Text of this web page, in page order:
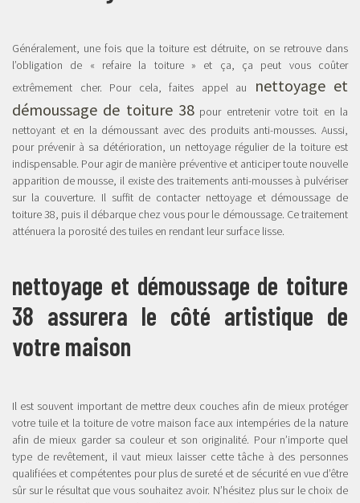
Généralement, une fois que la toiture est détruite, on se retrouve dans
l’obligation de « refaire la toiture » et ça, ça peut vous coûter
extrêmement cher. Pour cela, faites appel au
nettoyage et
démoussage de toiture 38 pour entretenir votre toit en la
nettoyant et en la démoussant avec des produits anti-mousses. Aussi,
pour prévenir à sa détérioration, un nettoyage régulier de la toiture est
indispensable. Pour agir de manière préventive et anticiper toute nouvelle
apparition de mousse, il existe des traitements anti-mousses à pulvériser
sur la couverture. Il suffit de contacter nettoyage et démoussage de
toiture 38, puis il débarque chez vous pour le démoussage. Ce traitement
atténuera la porosité des tuiles en rendant leur surface lisse.
nettoyage et démoussage de toiture
38 assurera le côté artistique de
votre maison
Il est souvent important de mettre deux couches afin de mieux protéger
votre tuile et la toiture de votre maison face aux intempéries de la nature
afin de mieux garder sa couleur et son originalité. Pour n’importe quel
type de revêtement, il vaut mieux laisser cette tâche à des personnes
qualifiées et compétentes pour plus de sureté et de sécurité en vue d’être
sûr sur le résultat que vous souhaitez avoir. N’hésitez plus sur le choix de